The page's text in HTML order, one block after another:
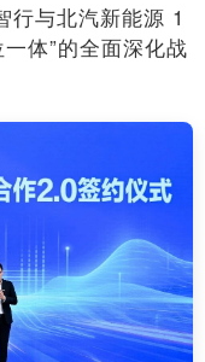
行与北汽新能源 1
体”的全面深化战